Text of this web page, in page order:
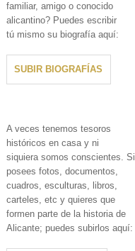
familiar, amigo o conocido
alicantino? Puedes escribir
tú mismo su biografía aquí:
SUBIR BIOGRAFÍAS
A veces tenemos tesoros
históricos en casa y ni
siquiera somos conscientes. Si
posees fotos, documentos,
cuadros, esculturas, libros,
carteles, etc y quieres que
formen parte de la historia de
Alicante; puedes subirlos aquí: